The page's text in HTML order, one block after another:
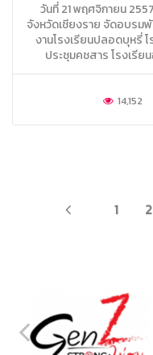
วันที่ 21 พฤศจิกายน
จังหวัดเชียงราย จัดอบรม
งานโรงเรียนปลอดบุหรี่
ประชุมคชสาร โรงเรี
14,152
PREV 1 2